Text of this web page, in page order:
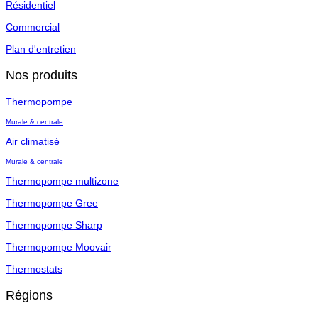
Résidentiel
Commercial
Plan d'entretien
Nos produits
Thermopompe
Murale & centrale
Air climatisé
Murale & centrale
Thermopompe multizone
Thermopompe Gree
Thermopompe Sharp
Thermopompe Moovair
Thermostats
Régions